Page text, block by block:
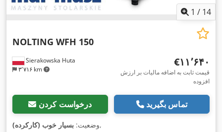
1 / 14
Sierakowska Huta
۳٬۷۱۶ km
NOLTING WFH 150
‎€۱۱٬۶۴۰
قیمت ثابت به اضافه مالیات بر ارزش
افزوده
درخواست کردن تماس بگیرید
وضعیت: بسیار خوب (کارکرده) ,